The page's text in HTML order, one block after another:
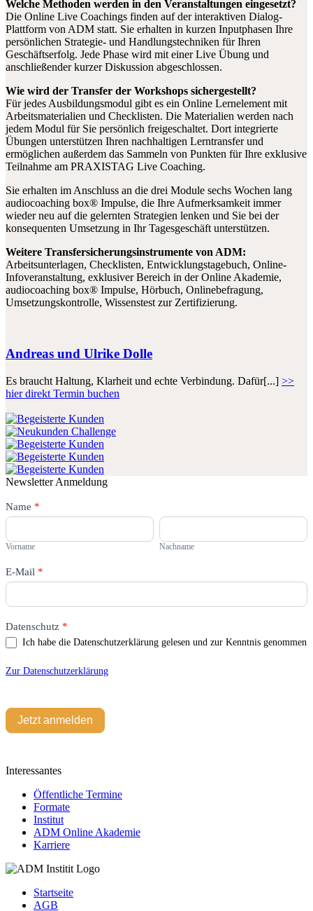
Welche Methoden werden in den Veranstaltungen eingesetzt?
Die Online Live Coachings finden auf der interaktiven Dialog-
Plattform von ADM statt. Sie erhalten in kurzen Inputphasen Ihre
persönlichen Strategie- und Handlungstechniken für Ihren
Geschäftserfolg. Jede Phase wird mit einer Live Übung und
anschließender kurzer Diskussion abgeschlossen.
Wie wird der Transfer der Workshops sichergestellt?
Für jedes Ausbildungsmodul gibt es ein Online Lernelement mit
Arbeitsmaterialien und Checklisten. Die Materialien werden nach
jedem Modul für Sie persönlich freigeschaltet. Dort integrierte
Übungen unterstützen Ihren nachhaltigen Lerntransfer und
ermöglichen außerdem das Sammeln von Punkten für Ihre exklusive
Teilnahme am PRAXISTAG Live Coaching.
Sie erhalten im Anschluss an die drei Module sechs Wochen lang
audiocoaching box® Impulse, die Ihre Aufmerksamkeit immer
wieder neu auf die gelernten Strategien lenken und Sie bei der
konsequenten Umsetzung in Ihr Tagesgeschäft unterstützen.
Weitere Transfersicherungsinstrumente von ADM:
Arbeitsunterlagen, Checklisten, Entwicklungstagebuch, Online-
Infoveranstaltung, exklusiver Bereich in der Online Akademie,
audiocoaching box® Impulse, Hörbuch, Onlinebefragung,
Umsetzungskontrolle, Wissenstest zur Zertifizierung.
Andreas und Ulrike Dolle
Es braucht Haltung, Klarheit und echte Verbindung. Dafür[...] >>
hier direkt Termin buchen
Newsletter Anmeldung
Newsletter
Name *
Vorname
Vorname
Nachname
Nachname
E-Mail *
Datenschutz *
Ich habe die Datenschutzerklärung gelesen und zur Kenntnis genommen
Zur Datenschutzerklärung
Jetzt anmelden
Falls
Du
bist,
dieses
Feld
Interessantes
Öffentliche Termine
Formate
Institut
ADM Online Akademie
Karriere
Startseite
AGB